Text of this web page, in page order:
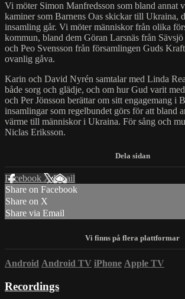
Vi möter Simon Manfredsson som bland annat
kaminer som Barnens Oas skickar till Ukraina,
insamling går. Vi möter människor från olika
kommun, bland dem Göran Larsnäs från
och Peo Svensson från församlingen Guds
ovanlig gåva.
Karin och David Nyrén samtalar med Linda
både sorg och glädje, och om hur Gud varit
och Per Jönsson berättar om sitt engagemang i
insamlingar som regelbundet görs för att bland
värme till människor i Ukraina. För sång och
Niclas Eriksson.
Facebook XEmail
Share on Facebook
Share on X
Share via Email
Android Android TV iPhone Apple TV
Recordings